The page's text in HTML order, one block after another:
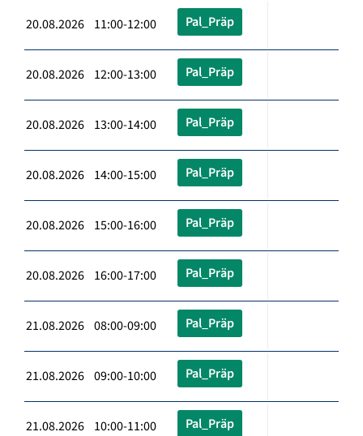
20.08.2026 11:00-12:00 Pal_Präp
20.08.2026 12:00-13:00 Pal_Präp
20.08.2026 13:00-14:00 Pal_Präp
20.08.2026 14:00-15:00 Pal_Präp
20.08.2026 15:00-16:00 Pal_Präp
20.08.2026 16:00-17:00 Pal_Präp
21.08.2026 08:00-09:00 Pal_Präp
21.08.2026 09:00-10:00 Pal_Präp
21.08.2026 10:00-11:00 Pal_Präp